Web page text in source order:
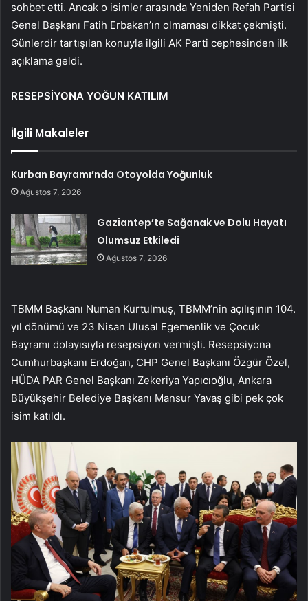
sohbet etti. Ancak o isimler arasında Yeniden Refah Partisi
Genel Başkanı Fatih Erbakan’ın olmaması dikkat çekmişti.
Günlerdir tartışılan konuyla ilgili AK Parti cephesinden ilk
açıklama geldi.
RESEPSİYONA YOĞUN KATILIM
İlgili Makaleler
Kurban Bayramı’nda Otoyolda Yoğunluk
Ağustos 7, 2026
Gaziantep’te Sağanak ve Dolu Hayatı
Olumsuz Etkiledi
Ağustos 7, 2026
TBMM Başkanı Numan Kurtulmuş, TBMM’nin açılışının 104.
yıl dönümü ve 23 Nisan Ulusal Egemenlik ve Çocuk
Bayramı dolayısıyla resepsiyon vermişti. Resepsiyona
Cumhurbaşkanı Erdoğan, CHP Genel Başkanı Özgür Özel,
HÜDA PAR Genel Başkanı Zekeriya Yapıcıoğlu, Ankara
Büyükşehir Belediye Başkanı Mansur Yavaş gibi pek çok
isim katıldı.